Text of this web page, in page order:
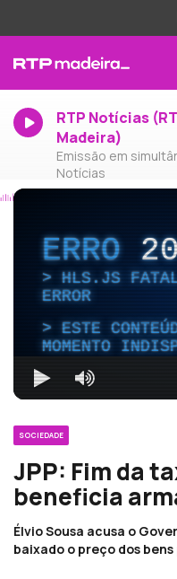
RTP Notícias
Madeira)
Emissão em
Notícias
ERRO
HLS.JS
ERROR
ESTE
MOMENTO
SOCIEDADE
JPP: Fim da
beneficia
Élvio Sousa acusa o
baixado o preço dos